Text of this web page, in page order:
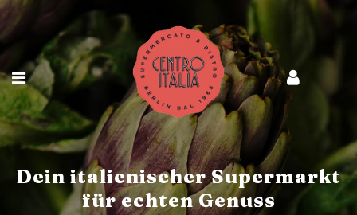
Dein italienischer Supermarkt
für echten Genuss